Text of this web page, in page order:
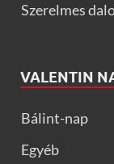
Szerelmes
VALENTIN
Bálint-nap
Egyéb